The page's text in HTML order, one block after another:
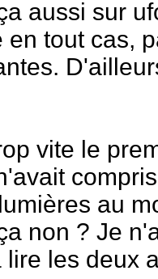
aussi sur
en tout cas,
vite le
au
non ? Je
lire les deux